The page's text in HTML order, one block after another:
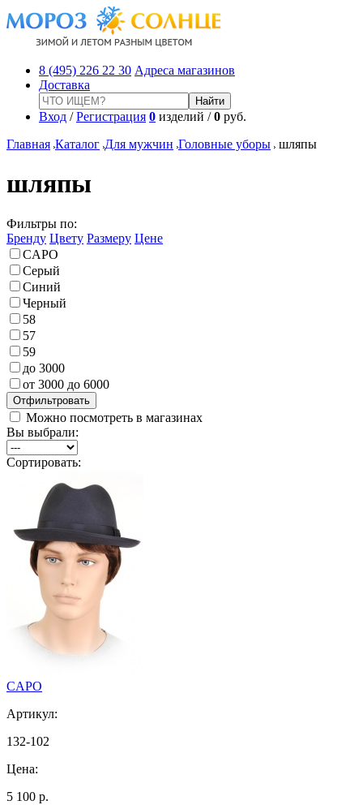
8 (495) 226 22 30 Адреса магазинов
Доставка
Вход /Регистрация 0 изделий /0 руб.
Главная Каталог Для мужчин Головные уборы шляпы
шляпы
Фильтры по:
Бренду Цвету Размеру Цене
CAPO
Серый
Синий
Черный
58
57
59
до 3000
от 3000 до 6000
Можно посмотреть в магазинах
Вы выбрали:
Сортировать:
CAPO
Артикул:
132-102
Цена:
5 100 р.